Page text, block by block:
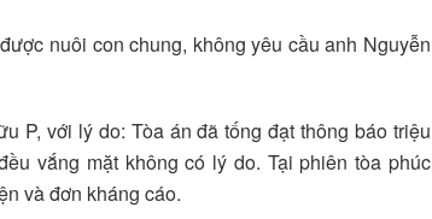
nuôi con chung, không yêu cầu anh Nguyễn
P, với lý do: Tòa án đã tống đạt thông báo triệu
vắng mặt không có lý do. Tại phiên tòa phúc
và đơn kháng cáo.